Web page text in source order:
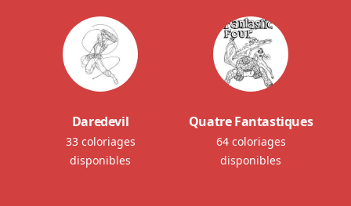
Daredevil
33 coloriages
disponibles
Quatre Fantastiques
64 coloriages
disponibles